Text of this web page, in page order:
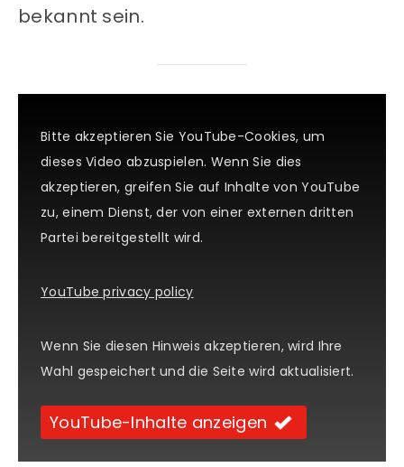
bekannt sein.
Bitte akzeptieren Sie YouTube-Cookies, um
dieses Video abzuspielen. Wenn Sie dies
akzeptieren, greifen Sie auf Inhalte von YouTube
zu, einem Dienst, der von einer externen dritten
Partei bereitgestellt wird.
YouTube privacy policy
Wenn Sie diesen Hinweis akzeptieren, wird Ihre
Wahl gespeichert und die Seite wird aktualisiert.
YouTube-Inhalte anzeigen